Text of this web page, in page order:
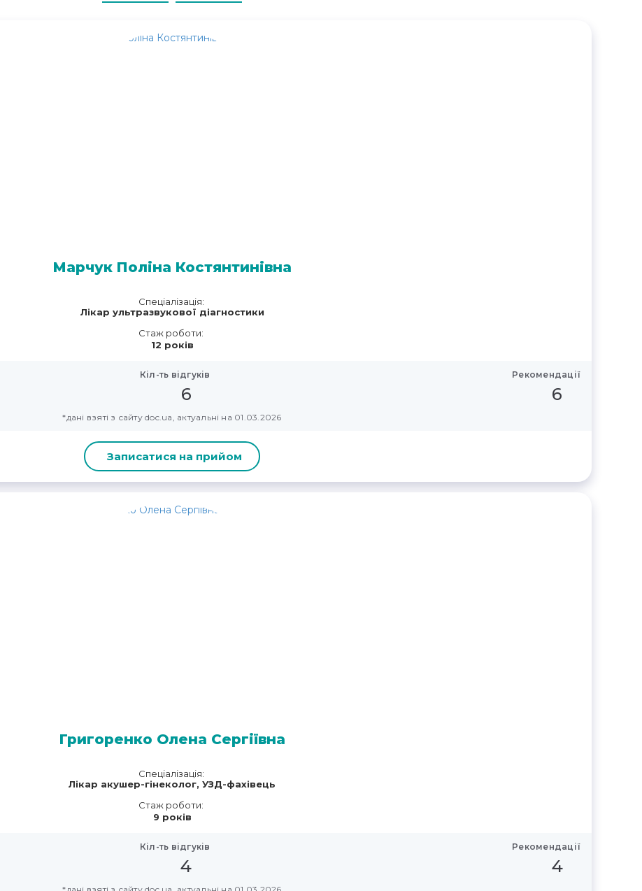
Марчук Поліна Костянтинівна
Спеціалізація:
Лікар ультразвукової діагностики
Стаж роботи:
12 років
Кіл-ть відгуків
6
Рекомендації
6
*дані взяті з сайту doc.ua, актуальні на 01.03.2026
Записатися на прийом
Григоренко Олена Сергіївна
Спеціалізація:
Лікар акушер-гінеколог, УЗД-фахівець
Стаж роботи:
9 років
Кіл-ть відгуків
4
Рекомендації
4